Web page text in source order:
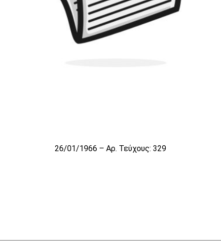
26/01/1966 – Αρ. Τεύχους: 329